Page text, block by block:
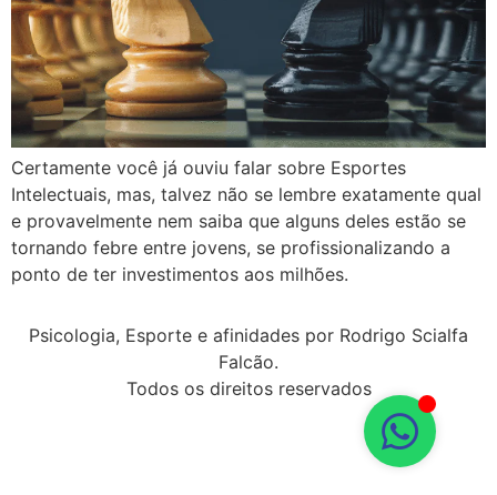
Certamente você já ouviu falar sobre Esportes
Intelectuais, mas, talvez não se lembre exatamente qual
e provavelmente nem saiba que alguns deles estão se
tornando febre entre jovens, se profissionalizando a
ponto de ter investimentos aos milhões.
Psicologia, Esporte e afinidades por Rodrigo Scialfa
Falcão.
Todos os direitos reservados